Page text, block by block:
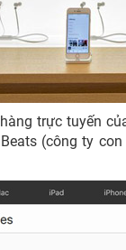
trực tuyến
(công ty